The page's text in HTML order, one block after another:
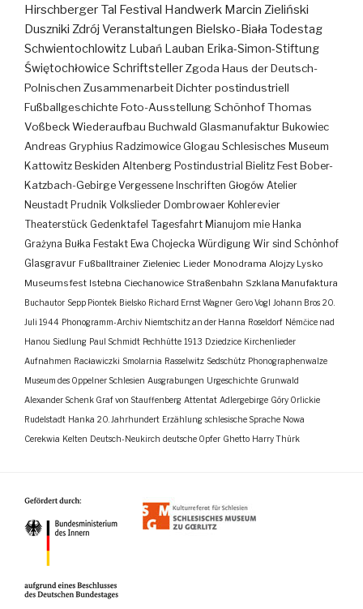
Hirschberger Tal Festival Handwerk Marcin Zieliński
Duszniki Zdrój Veranstaltungen Bielsko-Biała Todestag
Schwientochlowitz
Lubań Lauban Erika-Simon-Stiftung
Świętochłowice SchriftstellerZgoda Haus der Deutsch-
Polnischen ZusammenarbeitDichterpostindustriell
Fußballgeschichte Foto-AusstellungSchönhofThomas
VoßbeckWiederaufbau Buchwald Glasmanufaktur Bukowiec
Andreas Gryphius Radzimowice Glogau Schlesisches Museum
Kattowitz Beskiden Altenberg Postindustrial Bielitz Fest Bober-
Katzbach-Gebirge Vergessene Inschriften Głogów Atelier
Neustadt Prudnik Volkslieder Dombrowaer Kohlerevier
Theaterstück Gedenktafel Tagesfahrt Mianujom mie Hanka
Grażyna Bułka Festakt Ewa Chojecka Würdigung Wir sind Schönhof
Glasgravur Fußballtrainer Zieleniec Lieder Monodrama Alojzy Lysko
Museumsfest Istebna Ciechanowice Straßenbahn Szklana Manufaktura
Buchautor Sepp Piontek Bielsko Richard Ernst Wagner Gero Vogl Johann Bros 20.
Juli 1944 Phonogramm-Archiv Niemtschitz an der Hanna Roseldorf Némčice nad
Hanou Siedlung Paul Schmidt Pechhütte 1913 Dziedzice Kirchenlieder
Aufnahmen Racławiczki Smolarnia Rasselwitz Sedschütz Phonographenwalze
Museum des Oppelner Schlesien Ausgrabungen Urgeschichte Grunwald
Alexander Schenk Graf von Stauffenberg Attentat Adlergebirge Góry Orlickie
Rudelstadt Hanka 20. Jahrhundert Erzählung schlesische Sprache Nowa
Cerekwia Kelten Deutsch-Neukirch deutsche Opfer Ghetto Harry Thürk